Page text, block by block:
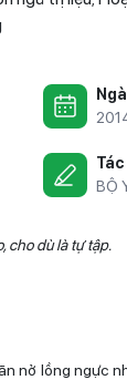
BỘ
cho dù là tự tập.
nở lồng ngực